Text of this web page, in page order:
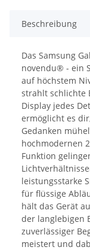
Beschreibung
Das Samsung
novendu® - ein
auf höchstem
strahlt schlichte
Display jedes
ermöglicht es
Gedanken
hochmodernen
Funktion
leistungsstarke
für flüssige
hält das Gerät
der langlebigen
zuverlässiger
meistert und